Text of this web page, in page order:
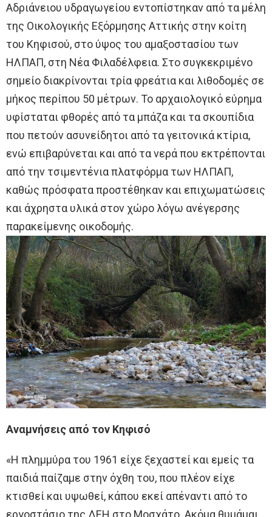
Αδριάνειου υδραγωγείου εντοπίστηκαν από τα μέλη
της Οικολογικής Εξόρμησης Αττικής στην κοίτη
του Κηφισού, στο ύψος του αμαξοστασίου των
ΗΛΠΑΠ, στη Νέα Φιλαδέλφεια. Στο συγκεκριμένο
σημείο διακρίνονται τρία φρεάτια και λιθοδομές σε
μήκος περίπου 50 μέτρων. Το αρχαιολογικό εύρημα
υφίσταται φθορές από τα μπάζα και τα σκουπίδια
που πετούν ασυνείδητοι από τα γειτονικά κτίρια,
ενώ επιβαρύνεται και από τα νερά που εκτρέπονται
από την τσιμεντένια πλατφόρμα των ΗΛΠΑΠ,
καθώς πρόσφατα προστέθηκαν και επιχωματώσεις
και άχρηστα υλικά στον χώρο λόγω ανέγερσης
παρακείμενης οικοδομής.
Αναμνήσεις από τον Κηφισό
«Η πλημμύρα του 1961 είχε ξεχαστεί και εμείς τα
παιδιά παίζαμε στην όχθη του, που πλέον είχε
κτισθεί και υψωθεί, κάπου εκεί απέναντι από το
εργοστάσιο της ΔΕΗ στο Μοσχάτο. Ακόμα θυμάμαι